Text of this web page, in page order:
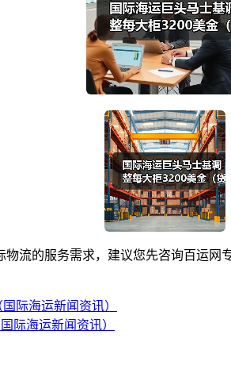
的服务需求，建议您先咨询百运网
际海运新闻资讯）
际海运新闻资讯）